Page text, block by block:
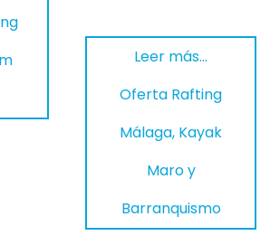
Leer más…
Oferta Rafting
Málaga, Kayak
Maro y
Barranquismo